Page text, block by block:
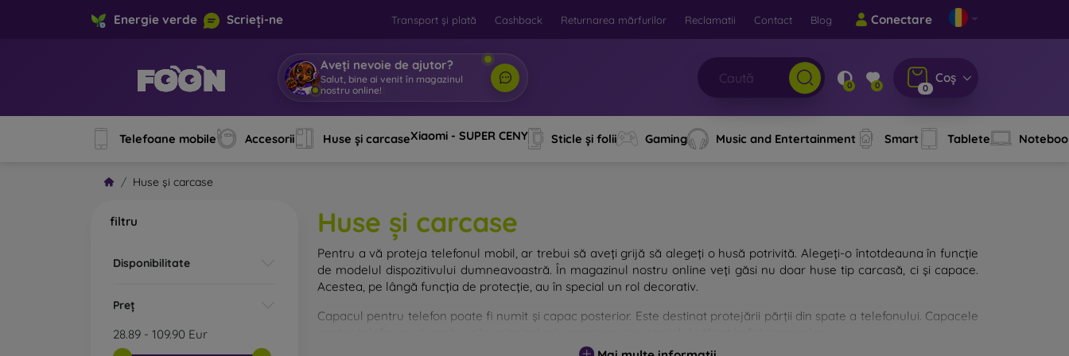
Energie verde Scrieți-ne Transport și plată Cashback Returnarea mărfurilor Reclamatii Contact Blog Conectare
Aveți nevoie de ajutor?
Salut, bine ai venit în magazinul
nostru online!
0 0 0
Coș
Telefoane mobile Accesorii Huse și carcaseXiaomi - SUPER CENY Sticle și folii Gaming Music and Entertainment Smart Tablete
Huse și carcase
filtru
Disponibilitate
Preț
28.89 - 109.90 Eur
Huse și carcase
Pentru a vă proteja telefonul mobil, ar trebui să aveți grijă să alegeți o husă potrivită. Alegeți-o întotdeauna în funcție
de modelul dispozitivului dumneavoastră. În magazinul nostru online veți găsi nu doar huse tip carcasă, ci și capace.
Acestea, pe lângă funcția de protecție, au în special un rol decorativ.
Capacul pentru telefon poate fi numit și capac posterior. Este destinat protejării părții din spate a telefonului. Capacele